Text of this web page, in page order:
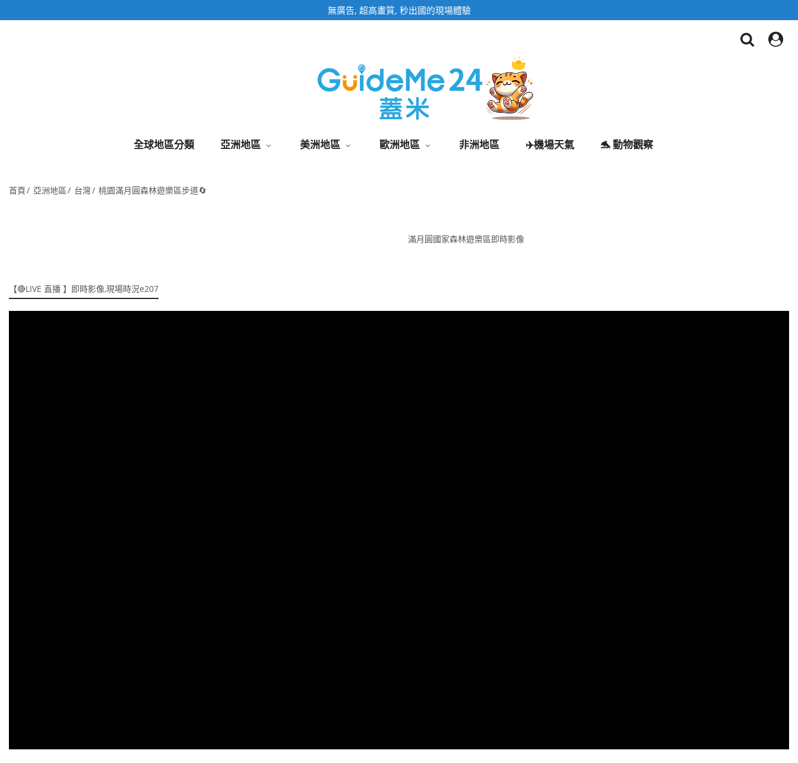
即時影像頁面為固定網址,加入桌面快速觀看
全球地區分類 亞洲地區 美洲地區 歐洲地區 非洲地區 ✈️機場天氣 🐬 動物觀察
首頁 亞洲地區 台灣 桃園滿月圓森林遊樂區步道🔄
滿月圓國家森林遊樂區即時影像
【🔴LIVE 直播 】即時影像,現場時況e207